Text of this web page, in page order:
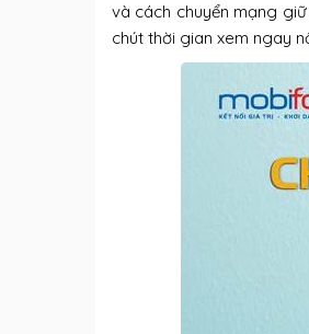
và cách chuyển mạng
chút thời gian xem ngay